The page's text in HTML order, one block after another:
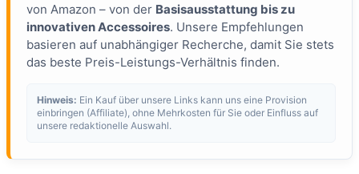
von Amazon – von der Basisausstattung bis zu
innovativen Accessoires. Unsere Empfehlungen
basieren auf unabhängiger Recherche, damit Sie stets
das beste Preis-Leistungs-Verhältnis finden.
Hinweis: Ein Kauf über unsere Links kann uns eine Provision
einbringen (Affiliate), ohne Mehrkosten für Sie oder Einfluss auf
unsere redaktionelle Auswahl.